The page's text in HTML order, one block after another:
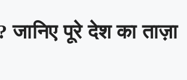
पूरे देश का ताज़ा